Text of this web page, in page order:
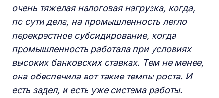
очень тяжелая налоговая нагрузка, когда,
по сути дела, на промышленность легло
перекрестное субсидирование, когда
промышленность работала при условиях
высоких банковских ставках. Тем не менее,
она обеспечила вот такие темпы роста. И
есть задел, и есть уже система работы.